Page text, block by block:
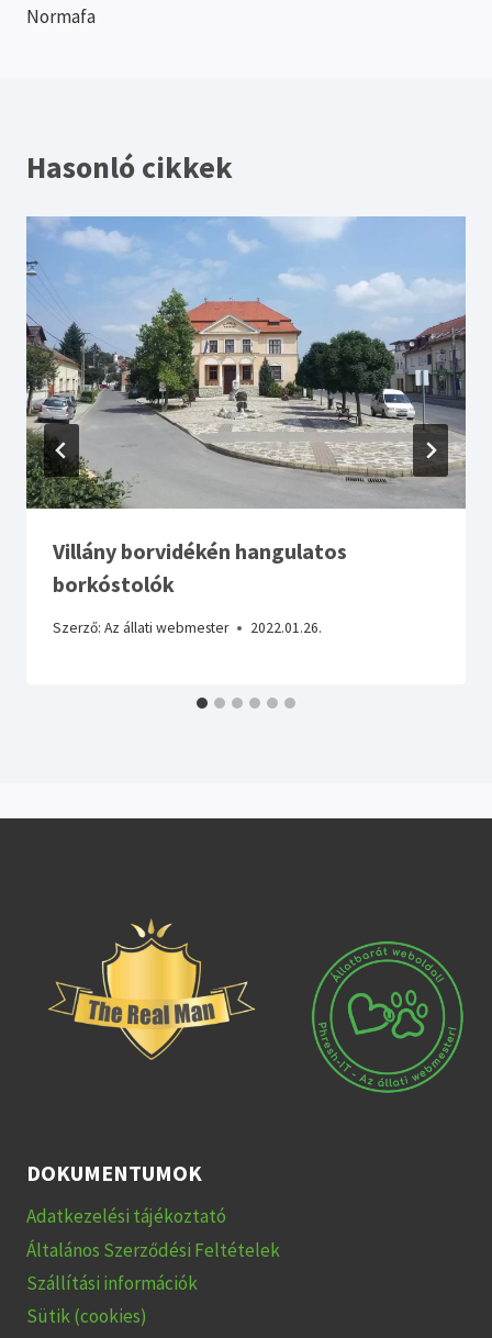
Normafa
Hasonló cikkek
Villány borvidékén hangulatos
borkóstolók
Szerző: Az állati webmester 2022.01.26.
DOKUMENTUMOK
Adatkezelési tájékoztató
Általános Szerződési Feltételek
Szállítási információk
Sütik (cookies)